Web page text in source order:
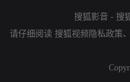
搜狐影音 - 搜
请仔细阅读 搜狐视频隐私政策、